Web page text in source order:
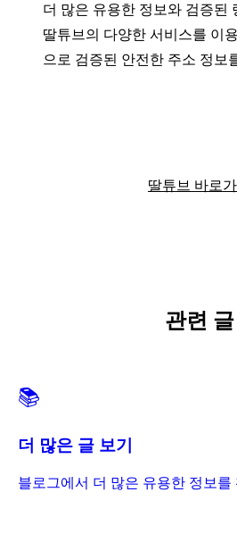
더 많은 유용한 정보와 검증된
딸튜브의 다양한 서비스를 이
으로 검증된 안전한 주소 정보
딸튜브 바로가
관련 글
📚
더 많은 글 보기
블로그에서 더 많은 유용한 정보를